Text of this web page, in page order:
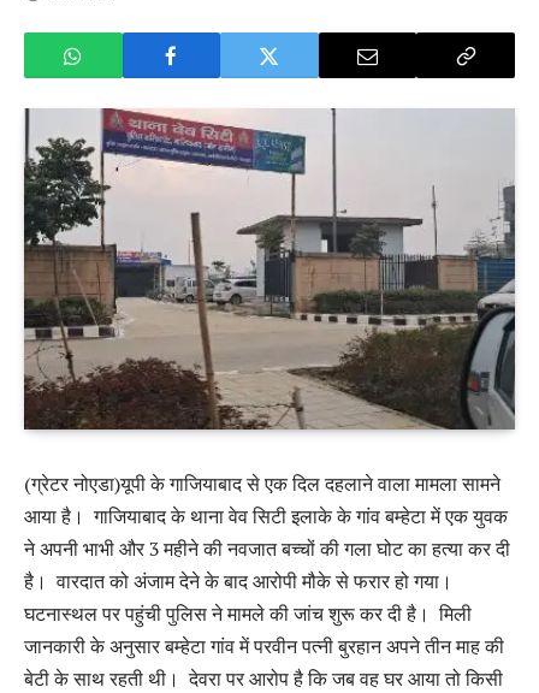
(ग्रेटर नोएडा)यूपी के गाजियाबाद से एक दिल दहलाने वाला मामला सामने
आया है। गाजियाबाद के थाना वेव सिटी इलाके के गांव बम्हेटा में एक युवक
ने अपनी भाभी और 3 महीने की नवजात बच्चों की गला घोट का हत्या कर दी
है। वारदात को अंजाम देने के बाद आरोपी मौके से फरार हो गया।
घटनास्थल पर पहुंची पुलिस ने मामले की जांच शुरू कर दी है। मिली
जानकारी के अनुसार बम्हेटा गांव में परवीन पत्नी बुरहान अपने तीन माह की
बेटी के साथ रहती थी। देवरा पर आरोप है कि जब वह घर आया तो किसी